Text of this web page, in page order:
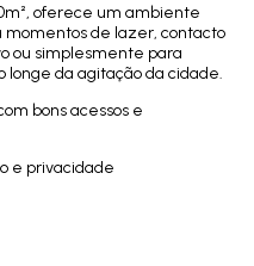
oferece um ambiente
momentos de lazer, contacto
ou simplesmente para
da agitação da cidade.
bons acessos e
e privacidade